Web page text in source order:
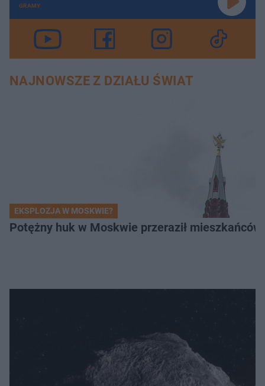
GRAMY
NAJNOWSZE Z DZIAŁU ŚWIAT
EKSPLOZJA W MOSKWIE?
Potężny huk w Moskwie przeraził